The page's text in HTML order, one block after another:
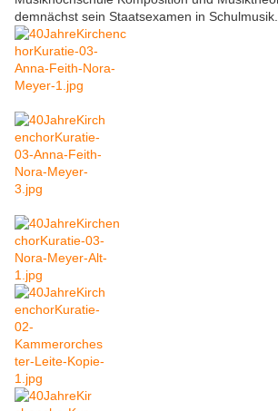
demnächst sein Staatsexamen in Schulmusik.